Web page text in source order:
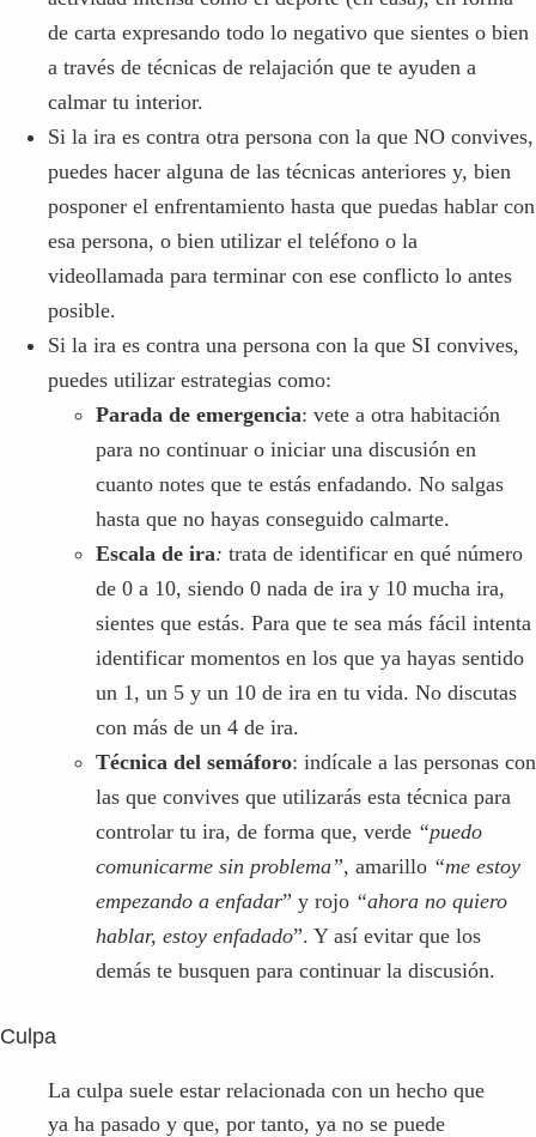
esa persona, o bien utilizar el teléfono o la
videollamada para terminar con ese conflicto lo antes
posible.
Si la ira es contra una persona con la que SI convives,
puedes utilizar estrategias como:
Parada de emergencia: vete a otra habitación
para no continuar o iniciar una discusión en
cuanto notes que te estás enfadando. No salgas
hasta que no hayas conseguido calmarte.
Escala de ira:trata de identificar en qué número
de 0 a 10, siendo 0 nada de ira y 10 mucha ira,
sientes que estás. Para que te sea más fácil intenta
identificar momentos en los que ya hayas sentido
un 1, un 5 y un 10 de ira en tu vida. No discutas
con más de un 4 de ira.
Técnica del semáforo: indícale a las personas con
las que convives que utilizarás esta técnica para
controlar tu ira, de forma que, verde“puedo
comunicarme sin problema”,amarillo“me estoy
empezando a enfadar ” y rojo“ahora no quiero
hablar, estoy enfadado”. Y así evitar que los
demás te busquen para continuar la discusión.
La culpa suele estar relacionada con un hecho que
ya ha pasado y que, por tanto, ya no se puede
cambiar. La culpa también nos trae muchos
pensamientos negativos a la mente, como una
gestionar la culpa debes racionalizarla en primer
lugar. Analiza qué ha sucedido, por qué ha
sucedido, que parte de culpa has tenido en lo que